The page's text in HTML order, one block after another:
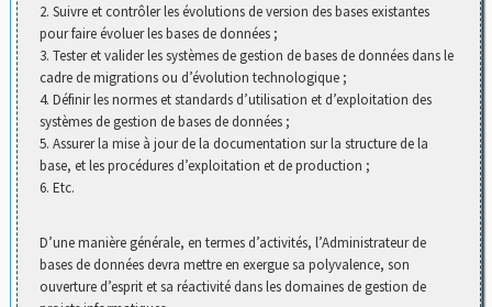
2. Suivre et contrôler les évolutions de version des bases existantes
pour faire évoluer les bases de données ;
3. Tester et valider les systèmes de gestion de bases de données dans le
cadre de migrations ou d’évolution technologique ;
4. Définir les normes et standards d’utilisation et d’exploitation des
systèmes de gestion de bases de données ;
5. Assurer la mise à jour de la documentation sur la structure de la
base, et les procédures d’exploitation et de production ;
6. Etc.
D’une manière générale, en termes d’activités, l’Administrateur de
bases de données devra mettre en exergue sa polyvalence, son
ouverture d’esprit et sa réactivité dans les domaines de gestion de